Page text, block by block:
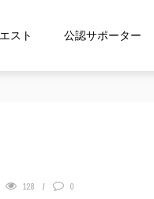
スト 公認サポーター
ャスト配信中！
128 0